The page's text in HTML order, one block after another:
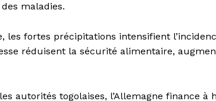
maladies.
les fortes précipitations intensifient
réduisent la sécurité alimentaire,
autorités togolaises, l’Allemagne finance